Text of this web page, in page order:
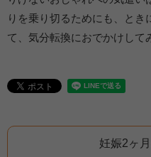
りを乗り切るためにも、とき
て、気分転換におでかけして
妊娠2ヶ